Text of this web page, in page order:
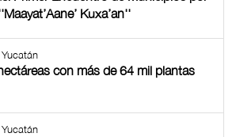
Kuxa’an''
con más de 64 mil plantas